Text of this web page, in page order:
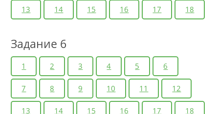
13 14 15 16 17 18
Задание 6
1 2 3 4 5 6
7 8 9 10 11 12
13 14 15 16 17 18